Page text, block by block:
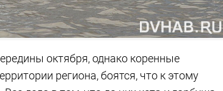
октября, однако коренные
региона, боятся, что к этому